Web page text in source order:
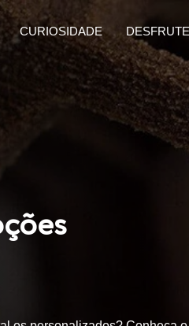
CURIOSIDADE DESFRUTE